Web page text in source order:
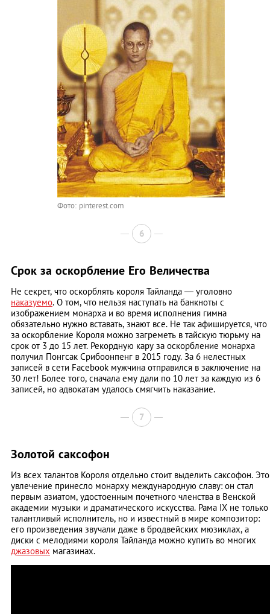
Фото: pinterest.com
6
Срок за оскорбление Его Величества
Не секрет, что оскорблять короля Тайланда ― уголовно
наказуемо. О том, что нельзя наступать на банкноты с
изображением монарха и во время исполнения гимна
обязательно нужно вставать, знают все. Не так афишируется, что
за оскорбление Короля можно загреметь в тайскую тюрьму на
срок от 3 до 15 лет. Рекордную кару за оскорбление монарха
получил Понгсак Срибоонпенг в 2015 году. За 6 нелестных
записей в сети Facebook мужчина отправился в заключение на
30 лет! Более того, сначала ему дали по 10 лет за каждую из 6
записей, но адвокатам удалось смягчить наказание.
7
Золотой саксофон
Из всех талантов Короля отдельно стоит выделить саксофон. Это
увлечение принесло монарху международную славу: он стал
первым азиатом, удостоенным почетного членства в Венской
академии музыки и драматического искусства. Рама IX не только
талантливый исполнитель, но и известный в мире композитор:
его произведения звучали даже в бродвейских мюзиклах, а
диски с мелодиями короля Тайланда можно купить во многих
джазовых магазинах.